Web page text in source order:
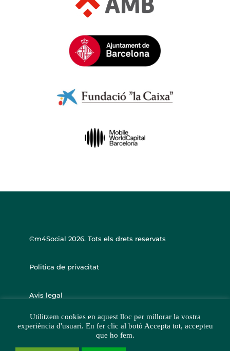
©m4Social 2026. Tots els drets reservats
Politica de privacitat
Avis legal
Utilitzem cookies en aquest lloc per millorar la vostra
experiència d'usuari. En fer clic al botó Accepta tot, accepteu
que ho fem.